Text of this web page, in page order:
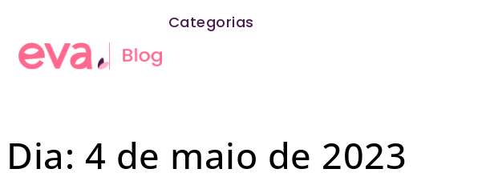
Categorias
Dia: 4 de maio de 2023